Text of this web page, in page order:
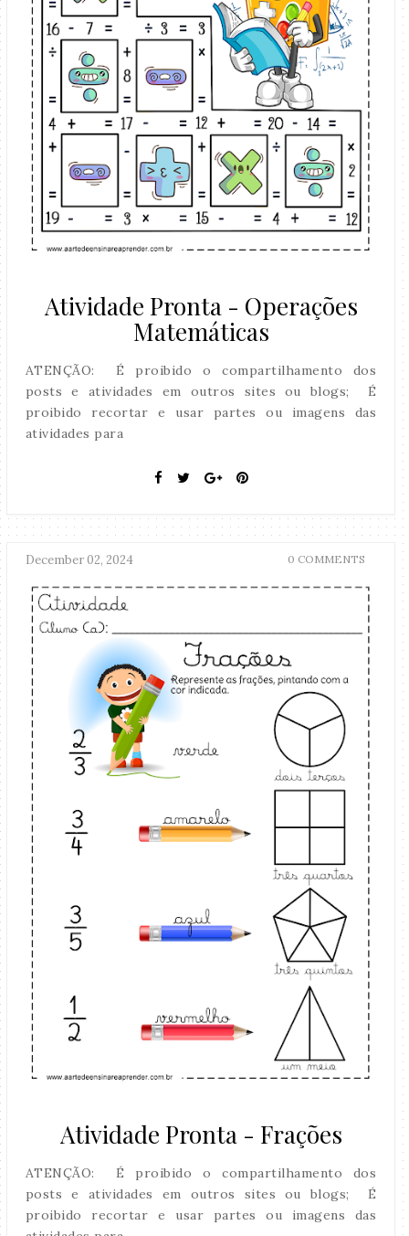
Atividade Pronta - Operações
Matemáticas
ATENÇÃO: É proibido o compartilhamento dos
posts e atividades em outros sites ou blogs; É
proibido recortar e usar partes ou imagens das
atividades para
December 02, 2024 0 COMMENTS
Atividade Pronta - Frações
ATENÇÃO: É proibido o compartilhamento dos
posts e atividades em outros sites ou blogs; É
proibido recortar e usar partes ou imagens das